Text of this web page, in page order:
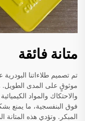
متانة فائقة
تم تصميم طلاءاتنا البودرية
موثوقٍ على المدى
والاحتكاك والمواد
فوق البنفسجية، ما يمنع
المبكر. وتؤدي هذه المتانة